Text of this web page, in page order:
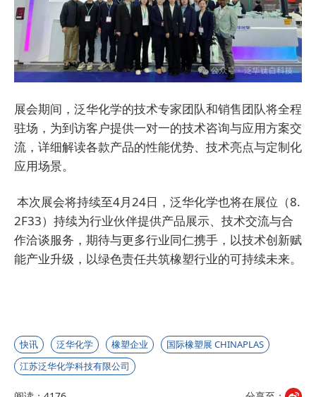
展会期间，泛华化学的技术专家团队和销售团队将全程
驻场，为到访客户提供一对一的技术咨询与应用方案交
流，详细解读各款产品的性能优势、技术亮点与定制化
应用场景。
本次展会将持续至4月24日，泛华化学也将在展位（8.
2F33）持续为行业伙伴提供产品展示、技术交流与合
作洽谈服务，期待与更多行业同仁携手，以技术创新赋
能产业升级，以绿色责任共筑橡塑行业的可持续未来。
快讯 泛华化学 橡塑企业
国际橡塑展 CHINAPLAS
江苏泛华化学科技有限公司